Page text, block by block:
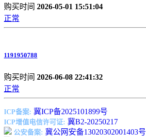
购买时间 2026-05-01 15:51:04
正常
1191950788
购买时间 2026-06-08 22:41:32
正常
ICP备案: 冀ICP备2025101899号
ICP增值电信许可证: 冀B2-20250217
公安备案: 冀公网安备13020302001403号